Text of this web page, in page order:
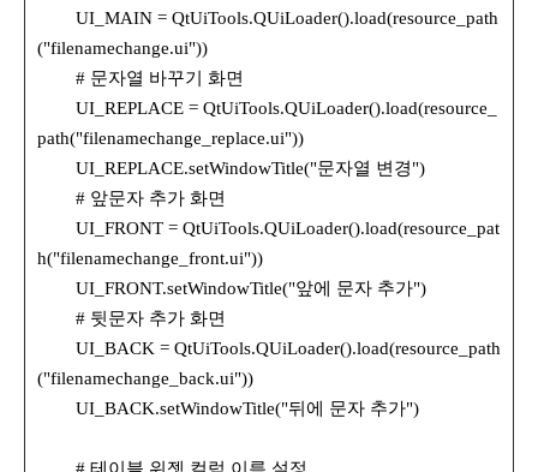
UI_MAIN = QtUiTools.QUiLoader().load(resource_path
("filenamechange.ui"))
# 문자열 바꾸기 화면
UI_REPLACE = QtUiTools.QUiLoader().load(resource_
path("filenamechange_replace.ui"))
UI_REPLACE.setWindowTitle("문자열 변경")
# 앞문자 추가 화면
UI_FRONT = QtUiTools.QUiLoader().load(resource_pat
h("filenamechange_front.ui"))
UI_FRONT.setWindowTitle("앞에 문자 추가")
# 뒷문자 추가 화면
UI_BACK = QtUiTools.QUiLoader().load(resource_path
("filenamechange_back.ui"))
UI_BACK.setWindowTitle("뒤에 문자 추가")